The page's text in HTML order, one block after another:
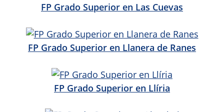
FP Grado Superior en Las Cuevas
FP Grado Superior en Llanera de Ranes
FP Grado Superior en Llíria